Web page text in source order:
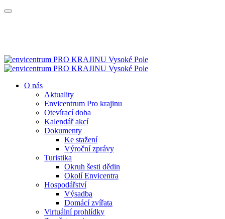
O nás
Aktuality
Envicentrum Pro krajinu
Otevírací doba
Kalendář akcí
Dokumenty
Ke stažení
Výroční zprávy
Turistika
Okruh šesti dědin
Okolí Envicentra
Hospodářství
Výsadba
Domácí zvířata
Virtuální prohlídky